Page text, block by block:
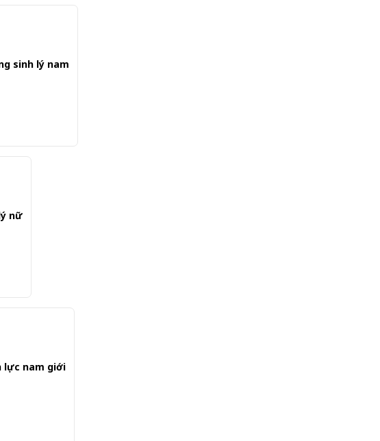
sinh lý nam
nữ
lực nam giới